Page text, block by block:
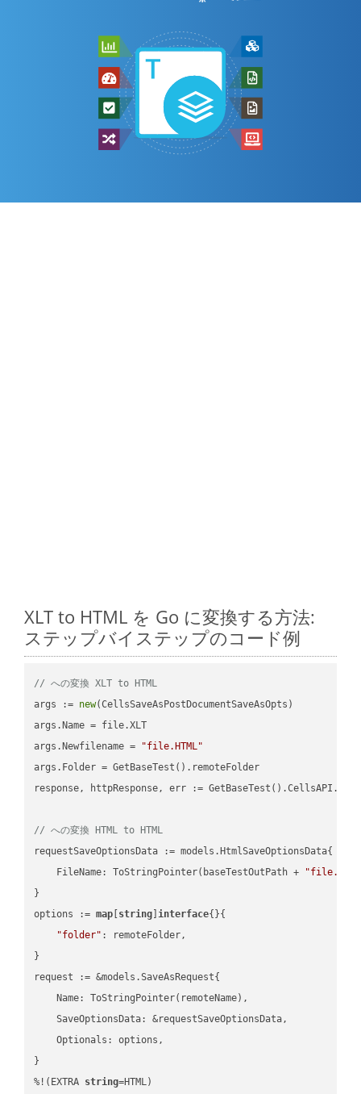
XLT to HTML を Go に変換する方法:
ステップバイステップのコード例
// への変換 XLT to HTML
args := new(CellsSaveAsPostDocumentSaveAsOpts)
args.Name = file.XLT
args.Newfilename =
"file.HTML"
args.Folder = GetBaseTest().remoteFolder
response, httpResponse, err :=
// への変換 HTML to HTML
requestSaveOptionsData := models.HtmlSaveOptionsData{
    FileName: ToStringPointer(baseTestOutPath +
}
options := map string ]interface{}{
"folder" : remoteFolder,
}
request := &models.SaveAsRequest{
    Name: ToStringPointer(remoteName),
    SaveOptionsData: &requestSaveOptionsData,
    Optionals: options,
}
%!(EXTRA string=HTML)